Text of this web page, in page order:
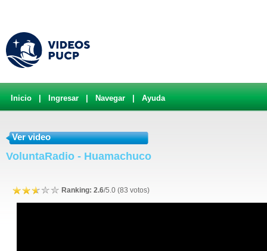
Inicio Ingresar Navegar Ayuda
Ver video
VoluntaRadio - Huamachuco
Ranking: 2.6/5.0 (83 votos)